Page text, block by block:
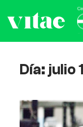
Día: julio